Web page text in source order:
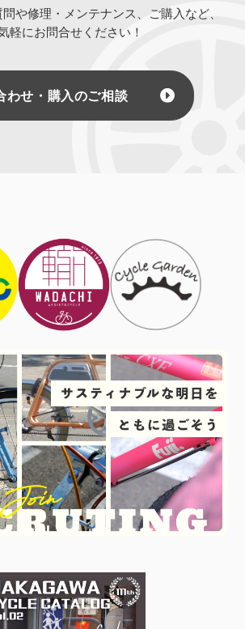
や修理・メンテナンス、ご購入など、
軽にお問合せください！
わせ・購入のご相談